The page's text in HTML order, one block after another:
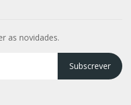
as novidades.
Subscrever